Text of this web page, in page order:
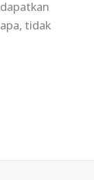
tidak